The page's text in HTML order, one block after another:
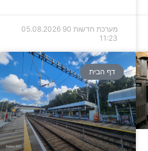
מערכת חדשות 90
05.08.2026
11:23
דף הבית